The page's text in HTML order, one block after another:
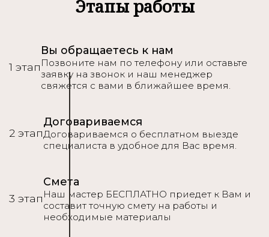
Этапы работы
1 этап
Вы обращаетесь к нам
Позвоните нам по телефону или оставьте
заявку на звонок и наш менеджер
свяжется с вами в ближайшее время.
2 этап
Договариваемся
Договариваемся о бесплатном выезде
специалиста в удобное для Вас время.
3 этап
Смета
Наш мастер БЕСПЛАТНО приедет к Вам и
составит точную смету на работы и
необходимые материалы